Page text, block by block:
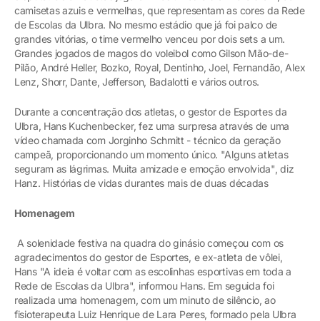
camisetas azuis e vermelhas, que representam as cores da Rede
de Escolas da Ulbra. No mesmo estádio que já foi palco de
grandes vitórias, o time vermelho venceu por dois sets a um.
Grandes jogados de magos do voleibol como Gilson Mão-de-
Pilão, André Heller, Bozko, Royal, Dentinho, Joel, Fernandão, Alex
Lenz, Shorr, Dante, Jefferson, Badalotti e vários outros.
Durante a concentração dos atletas, o gestor de Esportes da
Ulbra, Hans Kuchenbecker, fez uma surpresa através de uma
vídeo chamada com Jorginho Schmitt - técnico da geração
campeã, proporcionando um momento único. "Alguns atletas
seguram as lágrimas. Muita amizade e emoção envolvida", diz
Hanz. Histórias de vidas durantes mais de duas décadas
Homenagem
A solenidade festiva na quadra do ginásio começou com os
agradecimentos do gestor de Esportes, e ex-atleta de vôlei,
Hans "A ideia é voltar com as escolinhas esportivas em toda a
Rede de Escolas da Ulbra", informou Hans. Em seguida foi
realizada uma homenagem, com um minuto de silêncio, ao
fisioterapeuta Luiz Henrique de Lara Peres, formado pela Ulbra